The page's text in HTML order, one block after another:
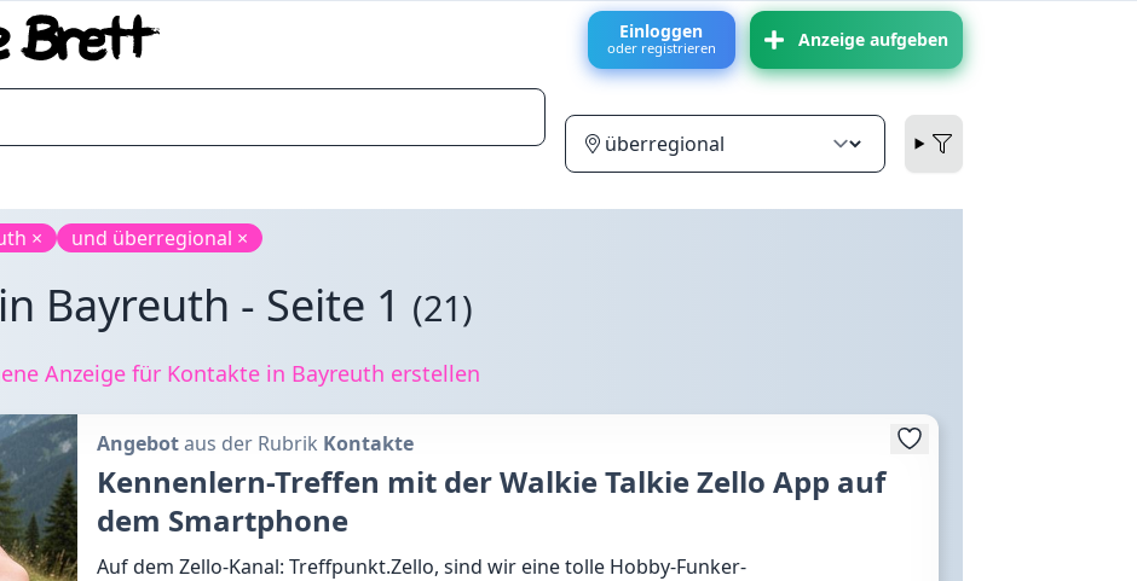
Einloggen
oder registrieren Anzeige aufgeben
× und überregional ×
Bayreuth - Seite 1 (21)
Anzeige für Kontakte in Bayreuth erstellen
Angebotaus der Rubrik Kontakte
Kennenlern-Treffen mit der Walkie Talkie Zello App auf
dem Smartphone
Auf dem Zello-Kanal: Treffpunkt.Zello, sind wir eine tolle Hobby-Funker-